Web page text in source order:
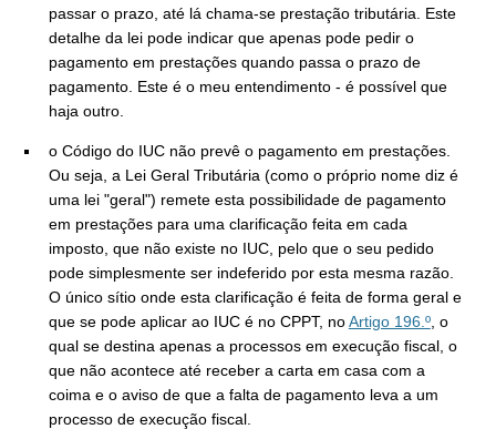
passar o prazo, até lá chama-se prestação tributária. Este
detalhe da lei pode indicar que apenas pode pedir o
pagamento em prestações quando passa o prazo de
pagamento. Este é o meu entendimento - é possível que
haja outro.
o Código do IUC não prevê o pagamento em prestações.
Ou seja, a Lei Geral Tributária (como o próprio nome diz é
uma lei "geral") remete esta possibilidade de pagamento
em prestações para uma clarificação feita em cada
imposto, que não existe no IUC, pelo que o seu pedido
pode simplesmente ser indeferido por esta mesma razão.
O único sítio onde esta clarificação é feita de forma geral e
que se pode aplicar ao IUC é no CPPT, noArtigo 196.º, o
qual se destina apenas a processos em execução fiscal, o
que não acontece até receber a carta em casa com a
coima e o aviso de que a falta de pagamento leva a um
processo de execução fiscal.